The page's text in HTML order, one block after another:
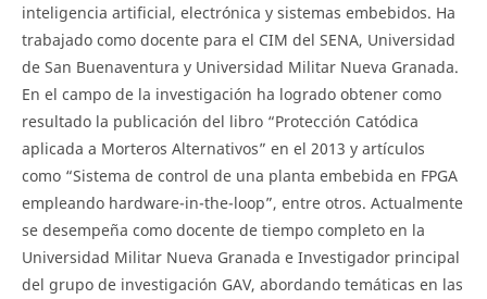
inteligencia artificial, electrónica y sistemas embebidos. Ha
trabajado como docente para el CIM del SENA, Universidad
de San Buenaventura y Universidad Militar Nueva Granada.
En el campo de la investigación ha logrado obtener como
resultado la publicación del libro “Protección Catódica
aplicada a Morteros Alternativos” en el 2013 y artículos
como “Sistema de control de una planta embebida en FPGA
empleando hardware-in-the-loop”, entre otros. Actualmente
se desempeña como docente de tiempo completo en la
Universidad Militar Nueva Granada e Investigador principal
del grupo de investigación GAV, abordando temáticas en las